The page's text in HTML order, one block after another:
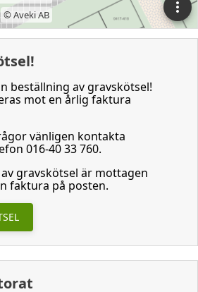
beställning av gravskötsel!
mot en årlig faktura
vänligen kontakta
016-40 33 760.
gravskötsel är mottagen
faktura på posten.